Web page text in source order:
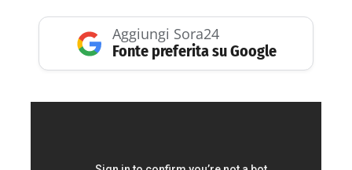
Aggiungi Sora24
Fonte preferita su Google